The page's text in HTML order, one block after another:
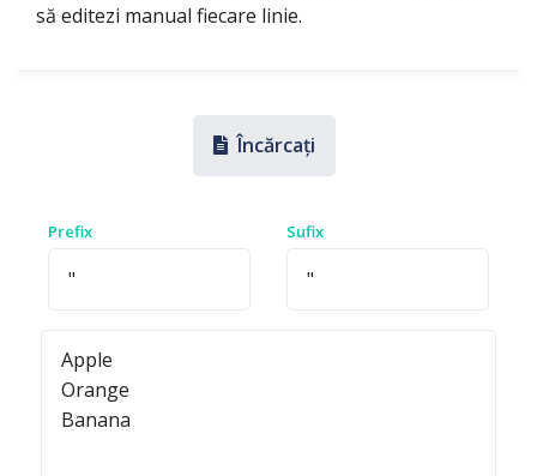
să editezi manual fiecare linie.
Încărcați
Prefix Sufix